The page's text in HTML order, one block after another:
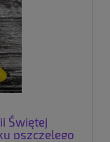
Świętej
pszczelego